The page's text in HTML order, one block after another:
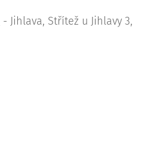
- Jihlava, Střítež u Jihlavy 3,